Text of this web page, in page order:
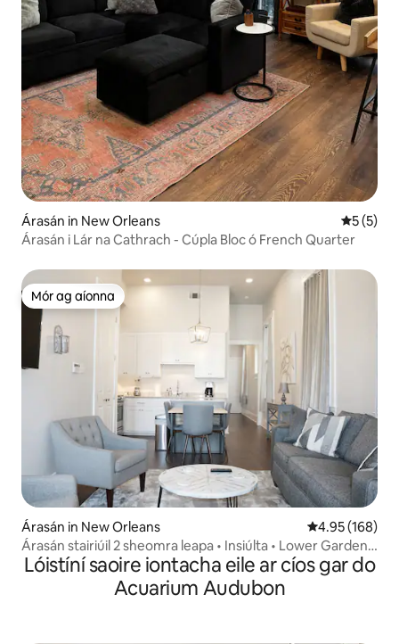
Árasán in New Orleans
5 (5)
Árasán i Lár na Cathrach - Cúpla Bloc ó French Quarter
Mór ag aíonna
Mór ag aíonna
Árasán in New Orleans Meánrátáil
4.95 (168)
Árasán stairiúil 2 sheomra leapa • Insiúlta • Lower Garden
District
Lóistíní saoire iontacha eile ar cíos gar do
Acuarium Audubon